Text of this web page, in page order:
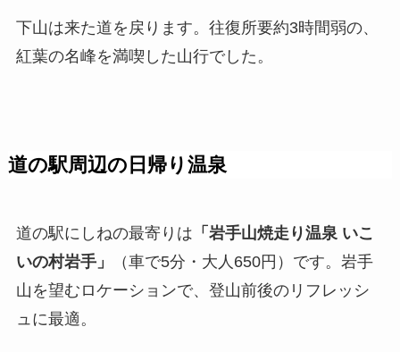
下山は来た道を戻ります。往復所要約3時間弱の、
紅葉の名峰を満喫した山行でした。
道の駅周辺の日帰り温泉
道の駅にしねの最寄りは 「岩手山焼走り温泉 いこ
いの村岩手」
（車で5分・大人650円）です。岩手
山を望むロケーションで、登山前後のリフレッシ
ュに最適。